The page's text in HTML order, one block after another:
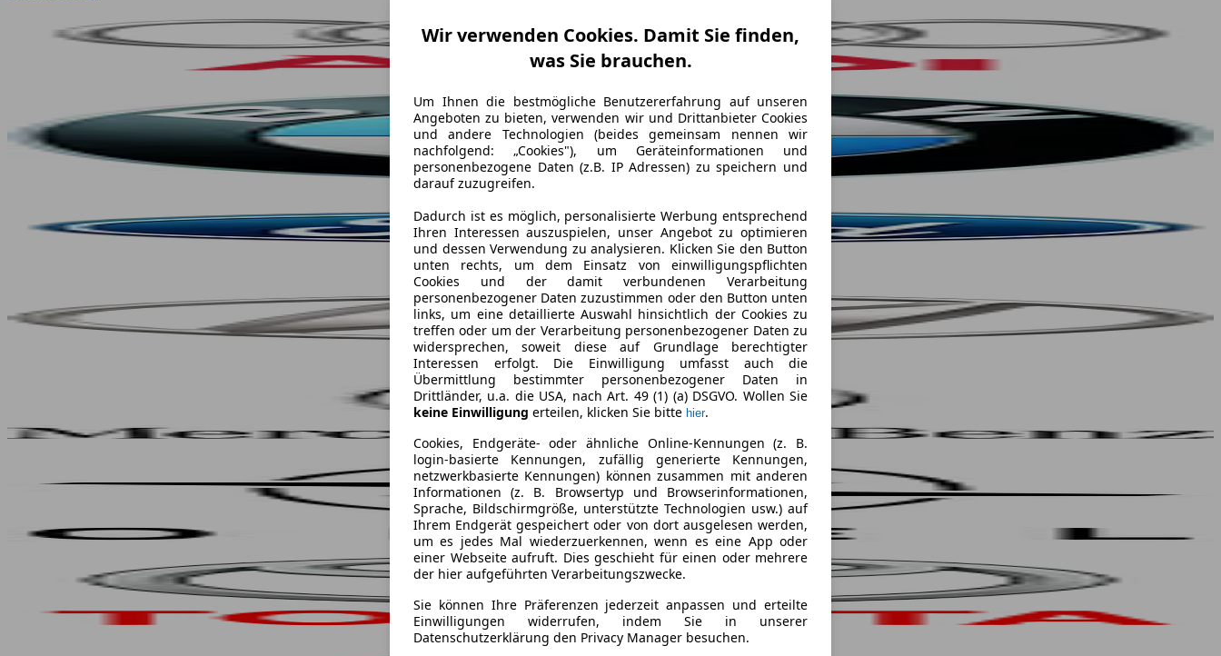
Wir verwenden Cookies. Damit Sie finden,
was Sie brauchen.
Um Ihnen die bestmögliche Benutzererfahrung auf unseren
Angeboten zu bieten, verwenden wir und Drittanbieter Cookies
und andere Technologien (beides gemeinsam nennen wir
nachfolgend: „Cookies"), um Geräteinformationen und
personenbezogene Daten (z.B. IP Adressen) zu speichern und
darauf zuzugreifen.
Dadurch ist es möglich, personalisierte Werbung entsprechend
Ihren Interessen auszuspielen, unser Angebot zu optimieren
und dessen Verwendung zu analysieren. Klicken Sie den Button
unten rechts, um dem Einsatz von einwilligungspflichten
Cookies und der damit verbundenen Verarbeitung
personenbezogener Daten zuzustimmen oder den Button unten
links, um eine detaillierte Auswahl hinsichtlich der Cookies zu
treffen oder um der Verarbeitung personenbezogener Daten zu
widersprechen, soweit diese auf Grundlage berechtigter
Interessen erfolgt. Die Einwilligung umfasst auch die
Übermittlung bestimmter personenbezogener Daten in
Drittländer, u.a. die USA, nach Art. 49 (1) (a) DSGVO. Wollen Sie
keine Einwilligung erteilen, klicken Sie bitte hier.
Cookies, Endgeräte- oder ähnliche Online-Kennungen (z. B.
login-basierte Kennungen, zufällig generierte Kennungen,
netzwerkbasierte Kennungen) können zusammen mit anderen
Informationen (z. B. Browsertyp und Browserinformationen,
Sprache, Bildschirmgröße, unterstützte Technologien usw.) auf
Ihrem Endgerät gespeichert oder von dort ausgelesen werden,
um es jedes Mal wiederzuerkennen, wenn es eine App oder
einer Webseite aufruft. Dies geschieht für einen oder mehrere
der hier aufgeführten Verarbeitungszwecke.
Sie können Ihre Präferenzen jederzeit anpassen und erteilte
Einwilligungen widerrufen, indem Sie in unserer
Datenschutzerklärung den Privacy Manager besuchen.